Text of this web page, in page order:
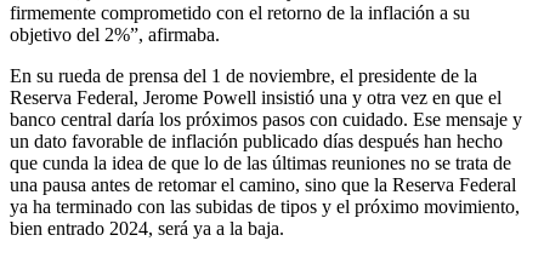
firmemente comprometido con el retorno de la inflación a su
objetivo del 2%”, afirmaba.
En su rueda de prensa del 1 de noviembre, el presidente de la
Reserva Federal, Jerome Powell insistió una y otra vez en que el
banco central daría los próximos pasos con cuidado. Ese mensaje y
un dato favorable de inflación publicado días después han hecho
que cunda la idea de que lo de las últimas reuniones no se trata de
una pausa antes de retomar el camino, sino que la Reserva Federal
ya ha terminado con las subidas de tipos y el próximo movimiento,
bien entrado 2024, será ya a la baja.